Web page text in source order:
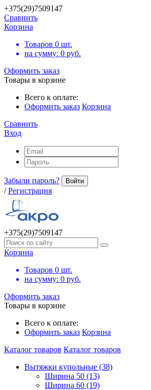
+375(29)7509147
Сравнить
Корзина
Товаров 0 шт.
на сумму: 0 руб.
Оформить заказ
Товары в корзине
Всего к оплате:
Оформить заказ Корзина
Сравнить
Вход
Забыли пароль? Войти
/ Регистрация
+375(29)7509147
Корзина
Товаров 0 шт.
на сумму: 0 руб.
Оформить заказ
Товары в корзине
Всего к оплате:
Оформить заказ Корзина
Каталог товаров Каталог товаров
Вытяжки купольные (38)
Ширина 50 (13)
Ширина 60 (19)